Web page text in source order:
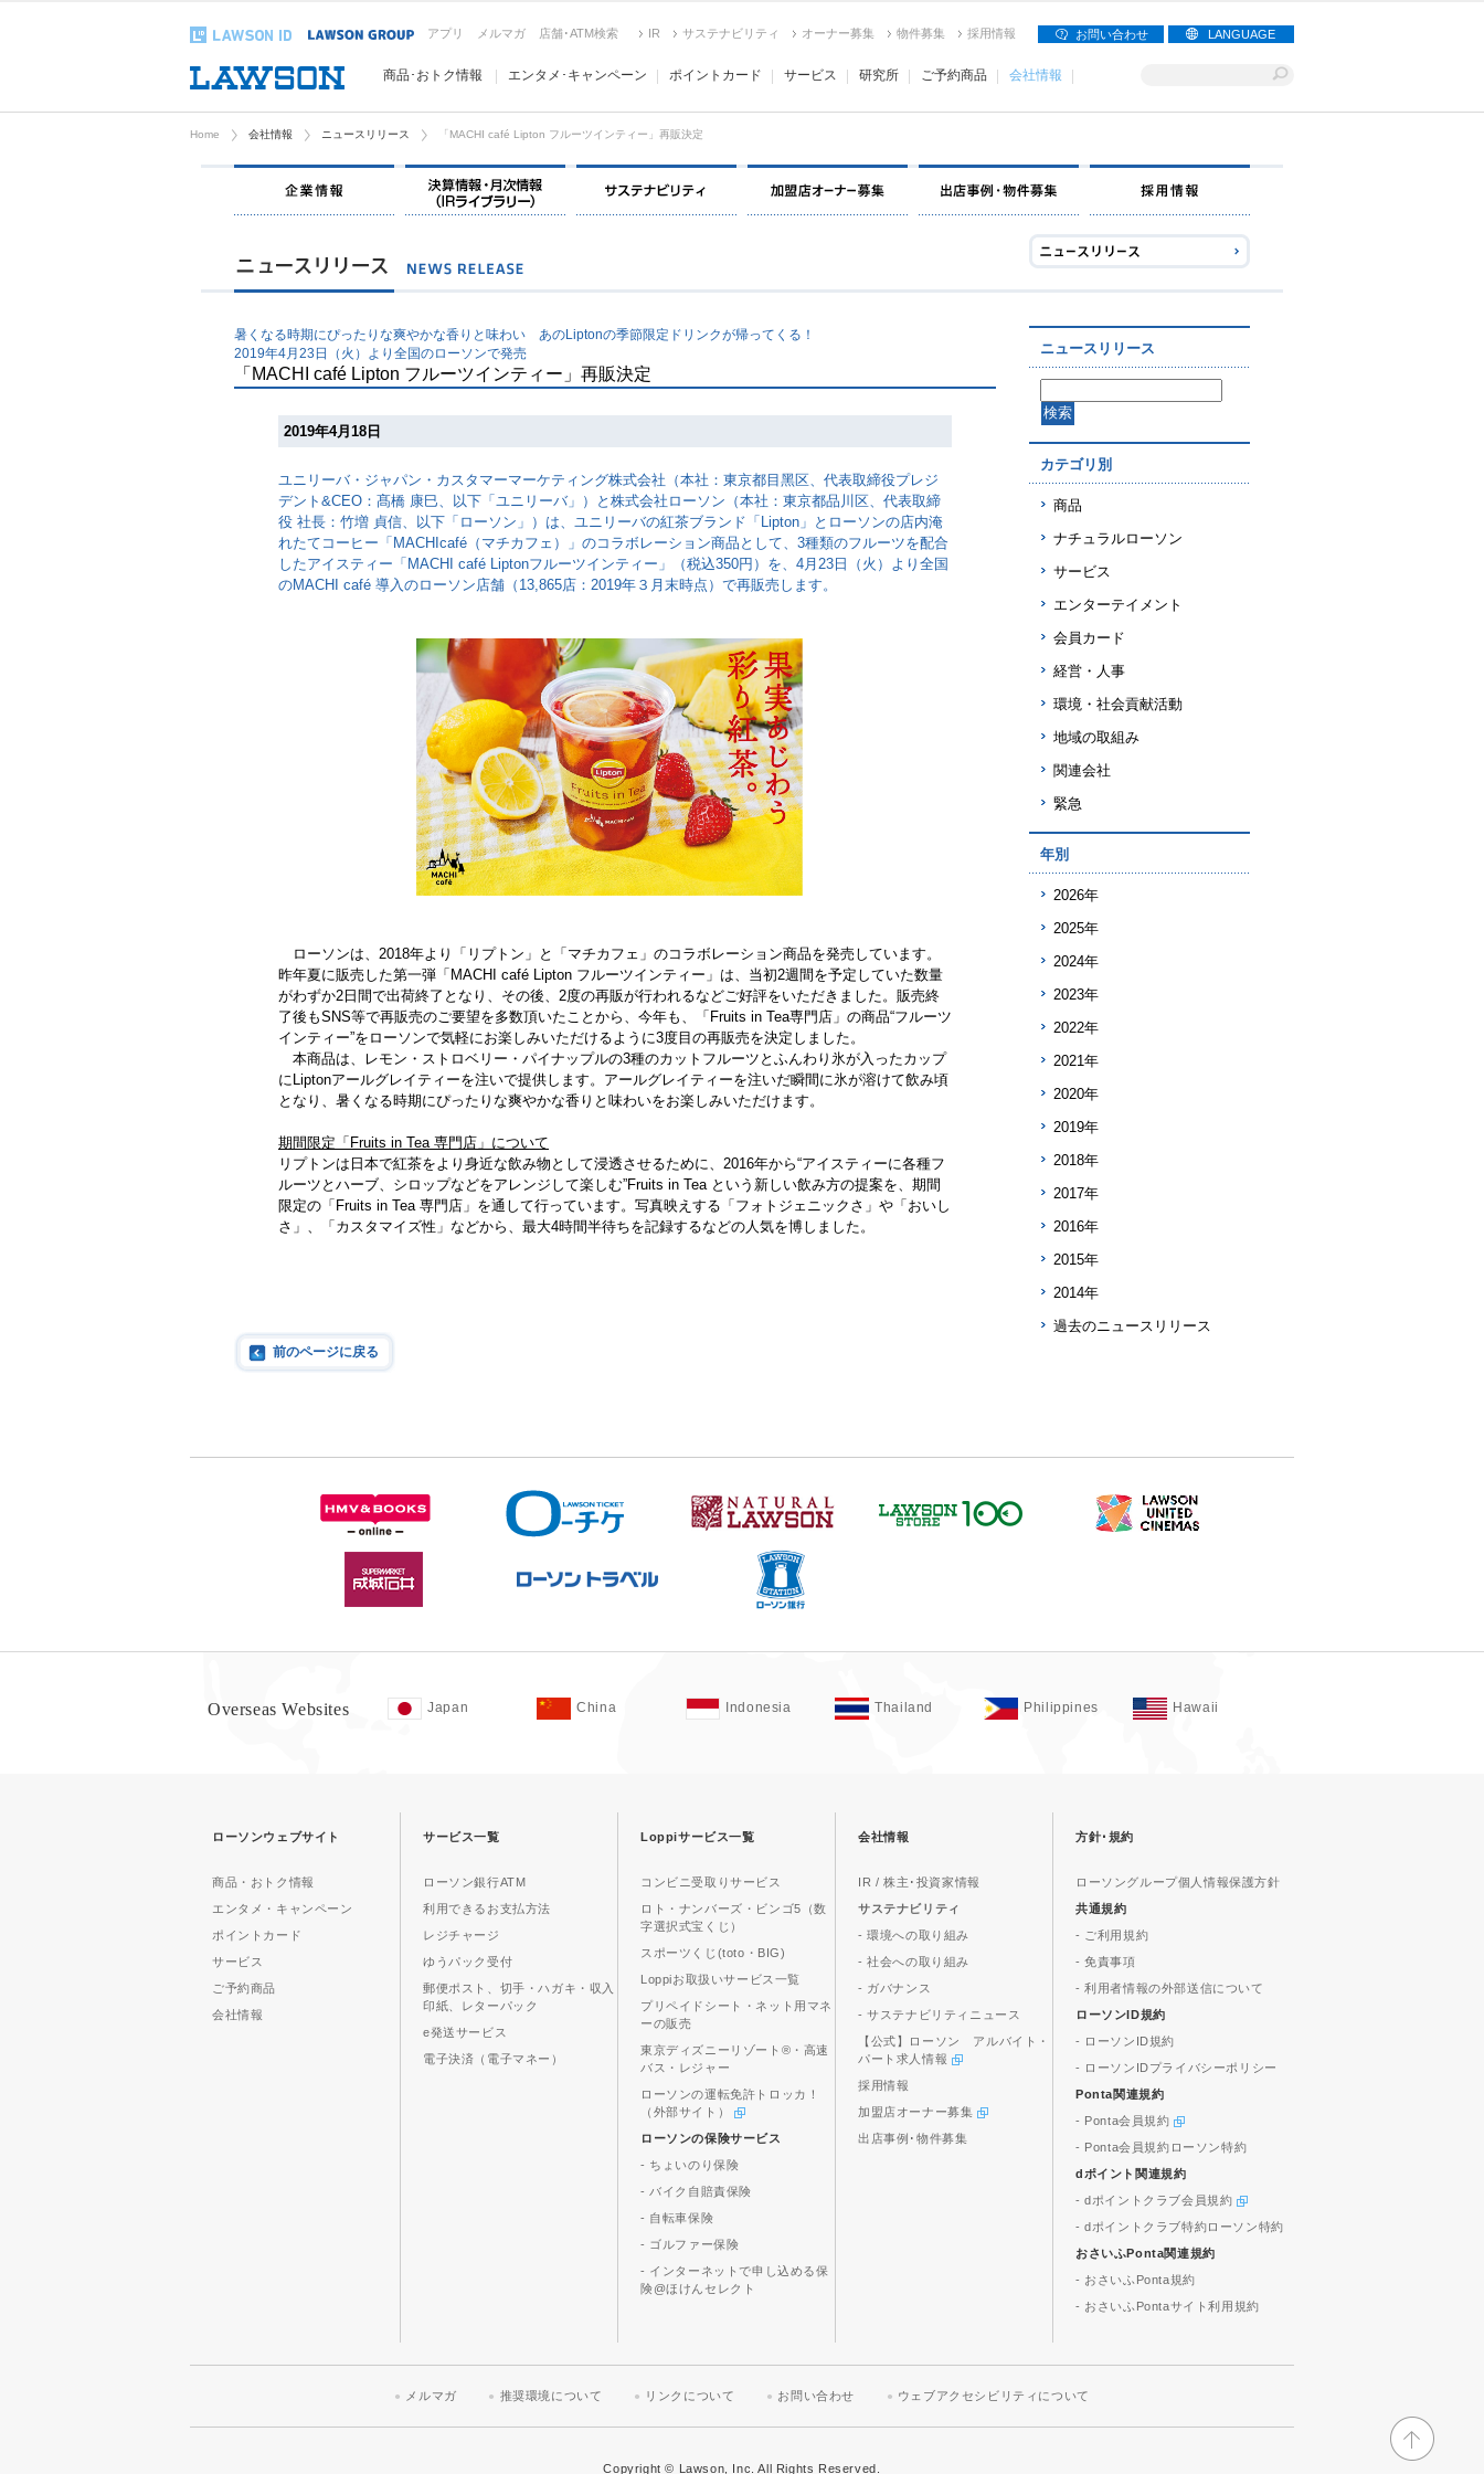
アプリ メルマガ 店舗･ATM検索 IR サステナビリティ オーナー募集 物件募集 採用情報 お問い合わせ LANGUAGE
商品･おトク情報 エンタメ･キャンペーン ポイントカード サービス 研究所 ご予約商品 会社情報
Home 会社情報 ニュースリリース 「MACHI café Lipton フルーツインティー」再販決定
企業情報
暑くなる時期にぴったりな爽やかな香りと味わい あのLiptonの季節限定ドリンクが帰ってくる！
2019年4月23日（火）より全国のローソンで発売
「MACHI café Lipton フルーツインティー」再販決定
2019年4月18日
ユニリーバ・ジャパン・カスタマーマーケティング株式会社（本社：東京都目⿊区、代表取締役プレジ
デント&CEO：髙橋 康⺒、以下「ユニリーバ」）と株式会社ローソン（本社：東京都品川区、代表取締
役 社⻑：⽵増 貞信、以下「ローソン」）は、ユニリーバの紅茶ブランド「Lipton」とローソンの店内淹
れたてコーヒー「MACHIcafé（マチカフェ）」のコラボレーション商品として、3種類のフルーツを配合
したアイスティー「MACHI café Liptonフルーツインティー」（税込350円）を、4月23日（火）より全国
のMACHI café 導入のローソン店舗（13,865店：2019年３月末時点）で再販売します。
ローソンは、2018年より「リプトン」と「マチカフェ」のコラボレーション商品を発売しています。
昨年夏に販売した第一弾「MACHI café Lipton フルーツインティー」は、当初2週間を予定していた数量
がわずか2日間で出荷終了となり、 その後、2度の再販が行われるなどご好評をいただきまし た。販売終
了後もSNS等で再販売のご要望を多数頂いたことから、今年も、「 Fruits in Tea専門店」の商品“フルーツ
インティー”をローソンで気軽にお楽しみいただけるように3度目の再販売を決定しました。
本商品は、レモン・ストロベリー・パイナップルの3種のカットフルーツとふんわり氷が入ったカップ
に Liptonアールグレイティーを注いで提供します。アールグレイティーを注いだ瞬間に氷が溶けて飲み頃
となり、暑くなる時期にぴったりな爽やかな香りと味わいをお楽しみいただけます。
期間限定「 Fruits in Tea 専門店」について
リプトンは日本で紅茶をより⾝近な飲み物として浸透させるために、2016年から“アイスティーに各種フ
ルーツとハーブ、シロップなどをアレンジして楽しむ”Fruits in Tea という新しい飲み方の提案を、期間
限定の「Fruits in Tea 専門店」を通して⾏っています。写真映えする「フォトジェニックさ」や「おいし
さ」、「カスタマイズ性」などから、最大4時間半待ちを記録するなどの人気を博しました。
前のページに戻る
ニュースリリース
カテゴリ別
商品
ナチュラルローソン
サービス
エンターテイメント
会員カード
経営・人事
環境・社会貢献活動
地域の取組み
関連会社
緊急
年別
2026年
2025年
2024年
2023年
2022年
2021年
2020年
2019年
2018年
2017年
2016年
2015年
2014年
過去のニュースリリース
Overseas Websites Japan China Indonesia Thailand Philippines Hawaii
ローソンウェブサイト
商品・おトク情報
エンタメ・キャンペーン
ポイントカード
サービス
ご予約商品
会社情報
サービス一覧
ローソン銀行ATM
利用できるお支払方法
レジチャージ
ゆうパック受付
郵便ポスト、切手・ハガキ・収入
印紙、レターパック
e発送サービス
電子決済（電子マネー）
Loppiサービス一覧
コンビニ受取りサービス
ロト・ナンバーズ・ビンゴ5（数
字選択式宝くじ）
スポーツくじ(toto・BIG)
Loppiお取扱いサービス一覧
プリペイドシート・ネット用マネ
ーの販売
東京ディズニーリゾート®・高速
バス・レジャー
ローソンの運転免許トロッカ！
（外部サイト）
ローソンの保険サービス
- ちょいのり保険
- バイク自賠責保険
- 自転車保険
- ゴルファー保険
- インターネットで申し込める保
険@ほけんセレクト
会社情報
IR / 株主･投資家情報
サステナビリティ
- 環境への取り組み
- 社会への取り組み
- ガバナンス
- サステナビリティニュース
【公式】ローソン アルバイト・
パート求人情報
採用情報
加盟店オーナー募集
出店事例･物件募集
方針･規約
ローソングループ個人情報保護方針
共通規約
- ご利用規約
- 免責事項
- 利用者情報の外部送信について
ローソンID規約
- ローソンID規約
- ローソンIDプライバシーポリシー
Ponta関連規約
- Ponta会員規約
- Ponta会員規約ローソン特約
dポイント関連規約
- dポイントクラブ会員規約
- dポイントクラブ特約ローソン特約
おさいふPonta関連規約
- おさいふPonta規約
- おさいふPontaサイト利用規約
メルマガ 推奨環境について リンクについて お問い合わせ ウェブアクセシビリティについて
Copyright © Lawson, Inc. All Rights Reserved.